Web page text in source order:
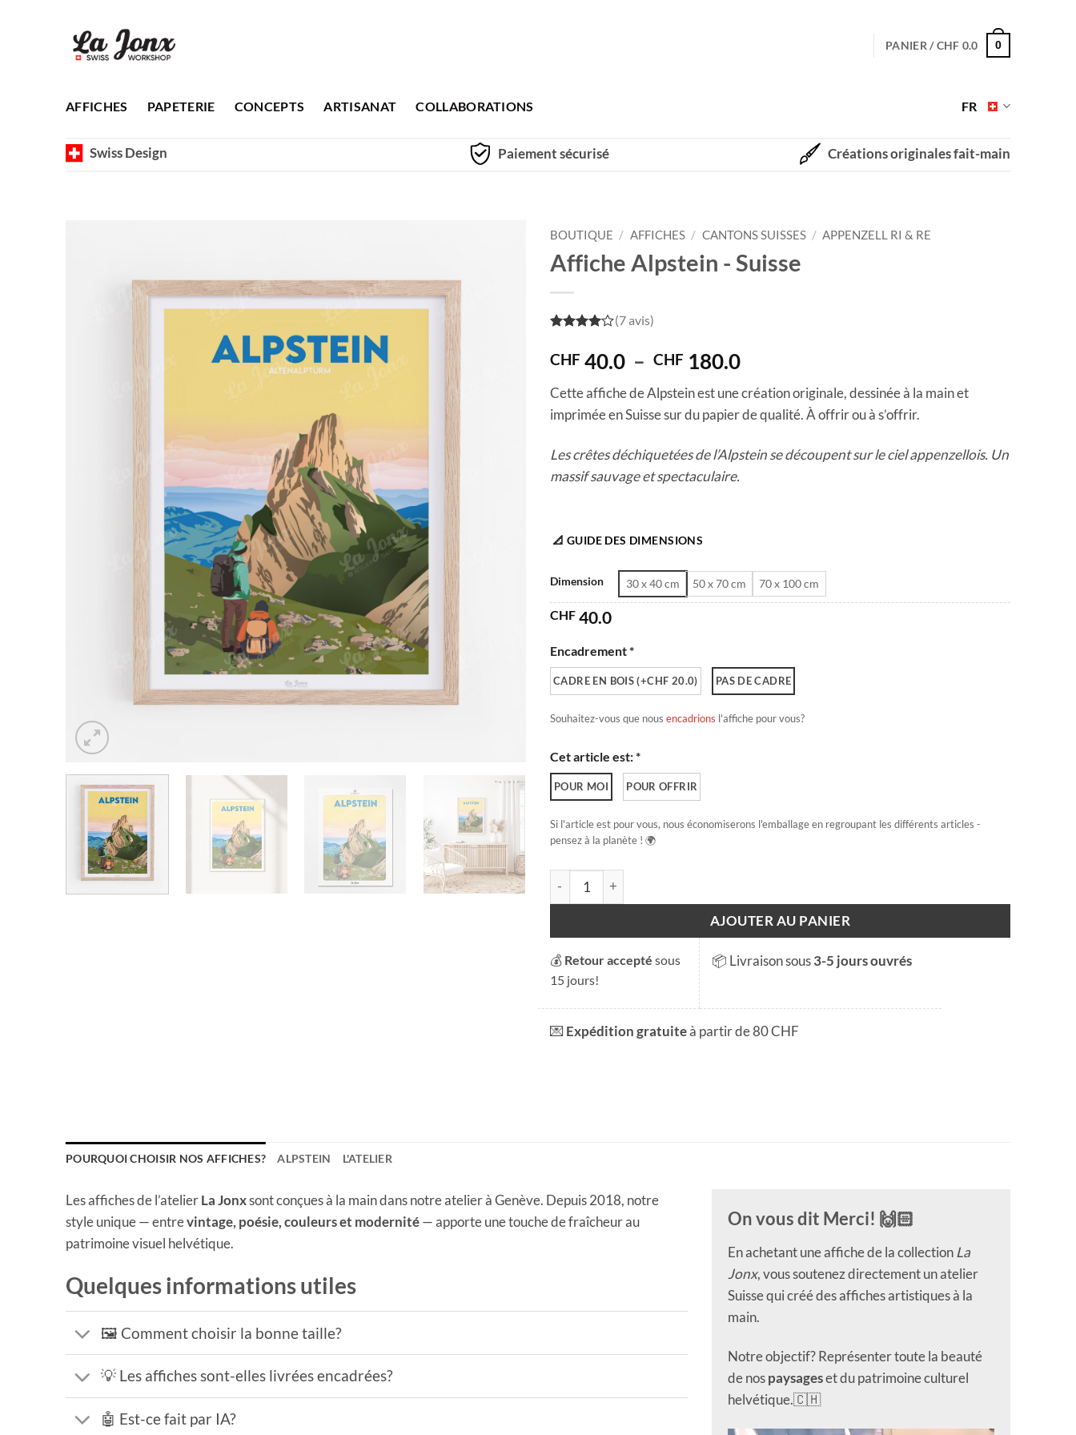
PANIER /CHF 0.0 0
AFFICHES PAPETERIE CONCEPTS ARTISANAT COLLABORATIONS FR
Swiss Design Paiement sécurisé Créations originales fait-main
BOUTIQUE / AFFICHES / CANTONS SUISSES / APPENZELL RI & RE
Affiche Alpstein - Suisse
5
(7 avis)
CHF 40.0 – CHF 180.0Plage
prix :
CHF 40.0
CHF 180.0
Cette affiche de Alpstein est une création originale, dessinée à la main et
imprimée en Suisse sur du papier de qualité. À offrir ou à s’offrir.
Les crêtes déchiquetées de l’Alpstein se découpent sur le ciel appenzellois. Un
massif sauvage et spectaculaire.
📐 GUIDE DES DIMENSIONS
Dimension 30 x 40 cm 50 x 70 cm 70 x 100 cm
CHF 40.0
Encadrement *
CADRE EN BOIS (+CHF 20.0) PAS DE CADRE
Souhaitez-vous que nous encadrions l'affiche pour vous?
Cet article est: *
POUR MOI POUR OFFRIR
Si l'article est pour vous, nous économiserons l'emballage en regroupant les différents articles -
pensez à la planète ! 🌍
quantité de Alpstein
AJOUTER AU PANIER
💰 Retour accepté sous
15 jours!
📦 Livraison sous3-5 jours ouvrés
💌Expédition gratuiteà partir de 80 CHF
POURQUOI CHOISIR NOS AFFICHES? ALPSTEIN L'ATELIER
Les affiches de l’atelierLa Jonxsont conçues à la main dans notre atelier à Genève. Depuis 2018, notre
style unique — entrevintage, poésie, couleurs et modernité— apporte une touche de fraîcheur au
patrimoine visuel helvétique.
Quelques informations utiles
🖼️ Comment choisir la bonne taille?
💡 Les affiches sont-elles livrées encadrées?
🤖 Est-ce fait par IA?
On vous dit Merci! 🙌🏻
En achetant une affiche de la collection La
Jonx, vous soutenez directement un atelier
Suisse qui créé des affiches artistiques à la
main.
Notre objectif? Représenter toute la beauté
de nospaysageset du patrimoine culturel
helvétique.🇨🇭